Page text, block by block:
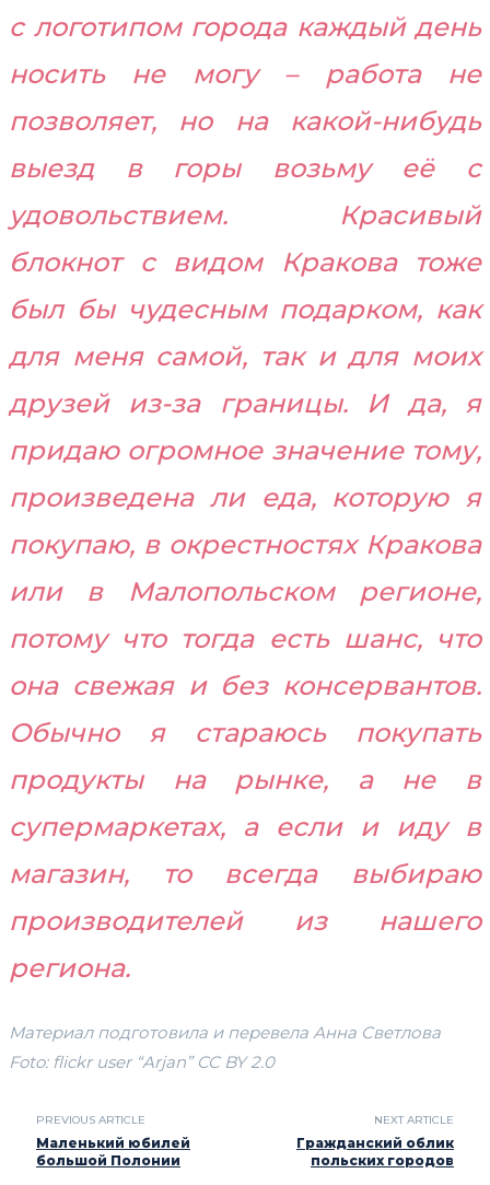
с логотипом города каждый день
носить не могу – работа не
позволяет, но на какой-нибудь
выезд в горы возьму её с
удовольствием. Красивый
блокнот с видом Кракова тоже
был бы чудесным подарком, как
для меня самой, так и для моих
друзей из-за границы. И да, я
придаю огромное значение тому,
произведена ли еда, которую я
покупаю, в окрестностях Кракова
или в Малопольском регионе,
потому что тогда есть шанс, что
она свежая и без консервантов.
Обычно я стараюсь покупать
продукты на рынке, а не в
супермаркетах, а если и иду в
магазин, то всегда выбираю
производителей из нашего
региона.
Материал подготовила и перевела Анна Светлова
Foto: flickr user “Arjan” CC BY 2.0
PREVIOUS ARTICLE
Маленький юбилей
большой Полонии
NEXT ARTICLE
Гражданский облик
польских городов